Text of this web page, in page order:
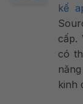
kế
cấp.
có
kinh